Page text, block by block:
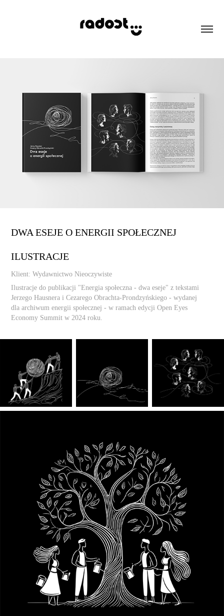
DWA ESEJE O ENERGII SPOŁECZNEJ
ILUSTRACJE
Klient: Wydawnictwo Nieoczywiste
Ilustracje do publikacji "Energia społeczna - dwa eseje" z tekstami
Jerzego Hausnera i Cezarego Obrachta-Prondzyńskiego - wydanej
dla archiwum energii społecznej - w ramach edycji Open Eyes
Economy Summit w 2024 roku.